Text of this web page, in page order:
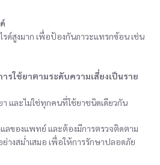
รด์สูงมาก เพื่อป้องกันภาวะแทรกซ้อน เช่น
รใช้ยาตามระดับความเสี่ยงเป็นราย
และไม่ใช่ทุกคนที่ใช้ยาชนิดเดียวกัน
แลของแพทย์ และต้องมีการตรวจติดตาม
างสม่ำเสมอ เพื่อให้การรักษาปลอดภัย